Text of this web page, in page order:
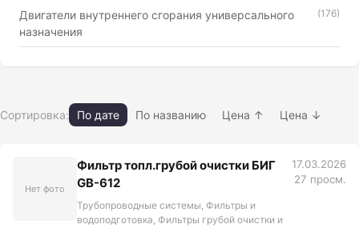
Двигатели внутреннего сгорания универсального
назначения
(176)
Сортировка: По дате По названию Цена ↑ Цена ↓
Нет фото
Фильтр топл.грубой очистки БИГ
GB-612
Трубопроводные системы, Фильтры и
водоподготовка, Фильтры грубой очистки и
17.03.2026
27 просм.